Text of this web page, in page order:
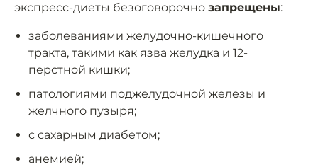
экспресс-диеты безоговорочно запрещены:
заболеваниями желудочно-кишечного
тракта, такими как язва желудка и 12-
перстной кишки;
патологиями поджелудочной железы и
желчного пузыря;
с сахарным диабетом;
анемией;